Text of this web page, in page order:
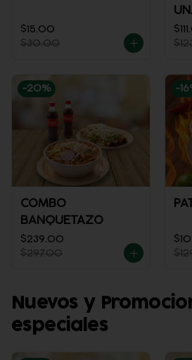
$15.00
$30.00
-20%
COMBO
BANQUETAZO
$239.00
$297.00
-16
Nuevos y
especiales